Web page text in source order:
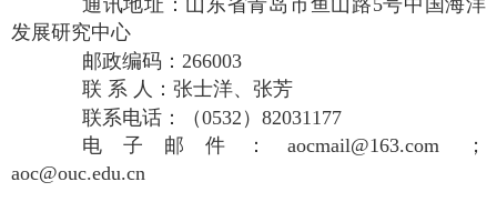
通讯地址：山东省青岛市鱼山路5号中国海洋
发展研究中心
邮政编码： 266003
联 系 人：张士洋、张芳
联系电话：（0532 ） 82031177
电子邮件： aocmail@163.com
；
aoc@ouc.edu.cn